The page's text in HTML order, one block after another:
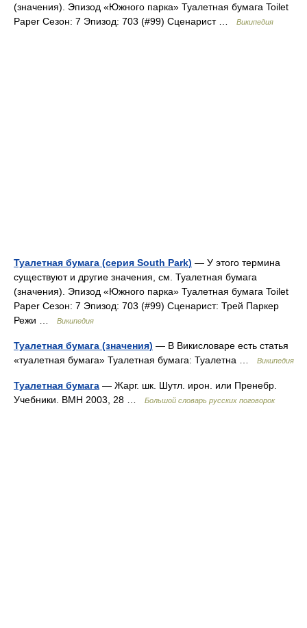
(значения). Эпизод «Южного парка» Туалетная бумага Toilet
Paper Сезон: 7 Эпизод: 703 (#99) Сценарист …
Википедия
Туалетная бумага (серия South Park) — У этого термина
существуют и другие значения, см. Туалетная бумага
(значения). Эпизод «Южного парка» Туалетная бумага Toilet
Paper Сезон: 7 Эпизод: 703 (#99) Сценарист: Трей Паркер
Режи …
Википедия
Туалетная бумага (значения) — В Викисловаре есть статья
«туалетная бумага» Туалетная бумага: Туалетна …
Википедия
Туалетная бумага — Жарг. шк. Шутл. ирон. или Пренебр.
Учебники. ВМН 2003, 28 …
Большой словарь русских поговорок